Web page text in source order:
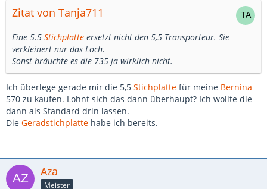
Zitat von Tanja711
Eine 5.5 Stichplatte ersetzt nicht den 5,5 Transporteur. Sie
verkleinert nur das Loch.
Sonst bräuchte es die 735 ja wirklich nicht.
Ich überlege gerade mir die 5,5 Stichplatte für meine Bernina
570 zu kaufen. Lohnt sich das dann überhaupt? Ich wollte die
dann als Standard drin lassen.
Die Geradstichplatte habe ich bereits.
Aza
Meister